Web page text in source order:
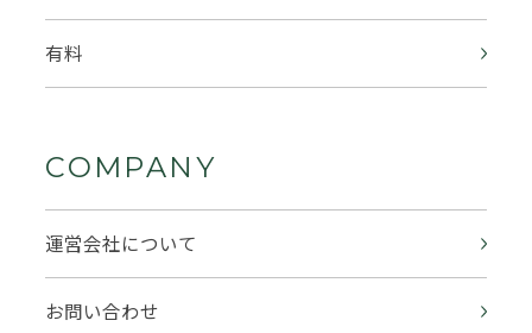
有料
COMPANY
運営会社について
お問い合わせ